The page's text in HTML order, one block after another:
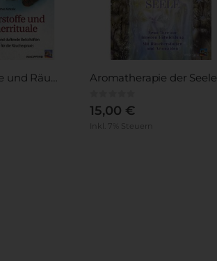
Aromatherapie der Seele
0%
15,00 €
Inkl. 7% Steuern